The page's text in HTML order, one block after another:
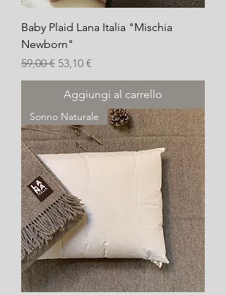
Baby Plaid Lana Italia "Mischia
Newborn"
Prezzo regolare
59,00 € Prezzo scontato
53,10 €
Aggiungi al carrello
Sonno Naturale